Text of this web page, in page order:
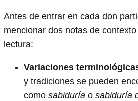
Antes de entrar en cada don
mencionar dos notas de
lectura:
Variaciones
y tradiciones se pueden
como sabiduría o sabiduría